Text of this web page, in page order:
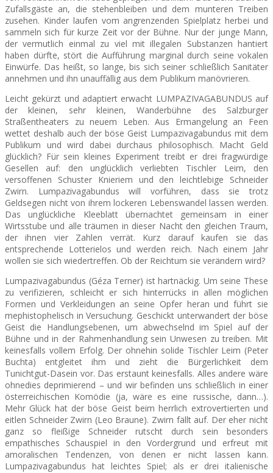
Zufallsgäste an, die stehenbleiben und dem munteren Treiben
zusehen. Kinder laufen vom angrenzenden Spielplatz herbei und
sammeln sich für kurze Zeit vor der Bühne. Nur der junge Mann,
der vermutlich einmal zu viel mit illegalen Substanzen hantiert
haben dürfte, stört die Aufführung marginal durch seine vokalen
Einwürfe. Das heißt, so lange, bis sich seiner schließlich Sanitäter
annehmen und ihn unauffällig aus dem Publikum manövrieren.
Leicht gekürzt und adaptiert erwacht LUMPAZIVAGABUNDUS auf
der kleinen, sehr kleinen, Wanderbühne des Salzburger
Straßentheaters zu neuem Leben. Aus Ermangelung an Feen
wettet deshalb auch der böse Geist Lumpazivagabundus mit dem
Publikum und wird dabei durchaus philosophisch. Macht Geld
glücklich? Für sein kleines Experiment treibt er drei fragwürdige
Gesellen auf: den unglücklich verliebten Tischler Leim, den
versoffenen Schuster Knieriem und den leichtlebige Schneider
Zwirn. Lumpazivagabundus will vorführen, dass sie trotz
Geldsegen nicht von ihrem lockeren Lebenswandel lassen werden.
Das unglückliche Kleeblatt übernachtet gemeinsam in einer
Wirtsstube und alle träumen in dieser Nacht den gleichen Traum,
der ihnen vier Zahlen verrät. Kurz darauf kaufen sie das
entsprechende Lotterielos und werden reich. Nach einem Jahr
wollen sie sich wiedertreffen. Ob der Reichtum sie verändern wird?
Lumpazivagabundus (Géza Terner) ist hartnäckig. Um seine These
zu verifizieren, schleicht er sich hinterrücks in allen möglichen
Formen und Verkleidungen an seine Opfer heran und führt sie
mephistophelisch in Versuchung. Geschickt unterwandert der böse
Geist die Handlungsebenen, um abwechselnd im Spiel auf der
Bühne und in der Rahmenhandlung sein Unwesen zu treiben. Mit
keinesfalls vollem Erfolg. Der ohnehin solide Tischler Leim (Peter
Buchta) entgleitet ihm und zieht die Bürgerlichkeit dem
Tunichtgut-Dasein vor. Das erstaunt keinesfalls. Alles andere wäre
ohnedies deprimierend – und wir befinden uns schließlich in einer
österreichischen Komödie (ja, wäre es eine russische, dann…).
Mehr Glück hat der böse Geist beim herrlich extrovertierten und
eitlen Schneider Zwirn (Leo Braune). Zwirn fällt auf. Der eher nicht
ganz so fleißige Schneider rutscht durch sein besonders
empathisches Schauspiel in den Vordergrund und erfreut mit
amoralischen Tendenzen, von denen er nicht lassen kann.
Lumpazivagabundus hat leichtes Spiel; als er drei italienische